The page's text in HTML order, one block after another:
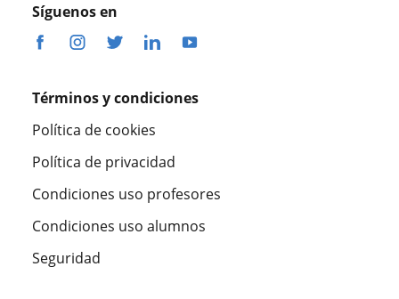
Síguenos en
Términos y condiciones
Política de cookies
Política de privacidad
Condiciones uso profesores
Condiciones uso alumnos
Seguridad